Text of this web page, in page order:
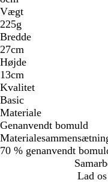
Vægt
225g
Bredde
27cm
Højde
13cm
Kvalitet
Basic
Materiale
Genanvendt bomuld
70 % genanvendt
Lad